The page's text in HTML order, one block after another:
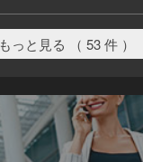
もっと見る （ 53 件 ）